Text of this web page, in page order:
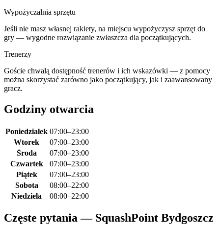
Wypożyczalnia sprzętu
Jeśli nie masz własnej rakiety, na miejscu wypożyczysz sprzęt do
gry — wygodne rozwiązanie zwłaszcza dla początkujących.
Trenerzy
Goście chwalą dostępność trenerów i ich wskazówki — z pomocy
można skorzystać zarówno jako początkujący, jak i zaawansowany
gracz.
Godziny otwarcia
Poniedziałek 07:00–23:00
Wtorek
07:00–23:00
Środa
07:00–23:00
Czwartek
07:00–23:00
Piątek
07:00–23:00
Sobota
08:00–22:00
Niedziela
08:00–22:00
Częste pytania — SquashPoint Bydgoszcz